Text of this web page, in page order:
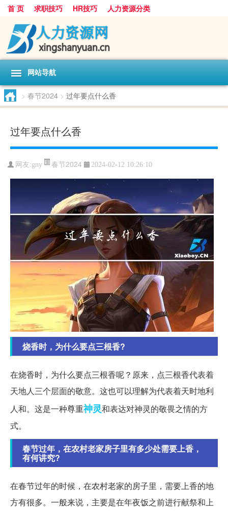
首 页 求职技巧 HR技巧 人力资源分类
网站导航
> 春节2024 > 过年要点什么香
过年要点什么香
网友:gny 春节2024 2024-02-12 10:26:10
烧香时，为什么要点三根香?
在烧香时，为什么要点三根香呢？原来，点三根香代表着
天地人三个层面的敬意。这也可以理解为代表着天时地利
人和。这是一种尊重神灵和表达对神灵的敬畏之情的方
式。
春节过年，在农村老家房子里有多少处需要上香，
有何讲究?
在春节过年的时候，在农村老家的房子里，需要上香的地
方有很多。一般来说，主要是在年夜饭之前进行献祭和上